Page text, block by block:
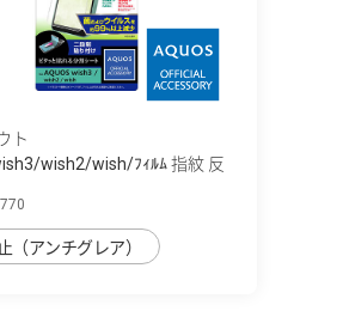
ト
wish2/wish/ﾌｨﾙﾑ 指紋 反
（アンチグレア）